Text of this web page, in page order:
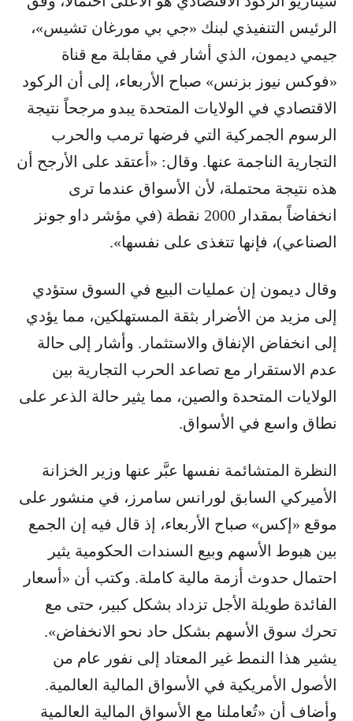
الرئيس التنفيذي لبنك «جي بي مورغان تشيس»،
جيمي ديمون، الذي أشار في مقابلة مع قناة
«فوكس نيوز بزنس» صباح الأربعاء، إلى أن الركود
الاقتصادي في الولايات المتحدة يبدو مرجحاً نتيجة
الرسوم الجمركية التي فرضها ترمب والحرب
التجارية الناجمة عنها. وقال: «أعتقد على الأرجح أن
هذه نتيجة محتملة، لأن الأسواق عندما ترى
انخفاضاً بمقدار 2000 نقطة (في مؤشر داو جونز
الصناعي)، فإنها تتغذى على نفسها».
وقال ديمون إن عمليات البيع في السوق ستؤدي
إلى مزيد من الأضرار بثقة المستهلكين، مما يؤدي
إلى انخفاض الإنفاق والاستثمار. وأشار إلى حالة
عدم الاستقرار مع تصاعد الحرب التجارية بين
الولايات المتحدة والصين، مما يثير حالة الذعر على
نطاق واسع في الأسواق.
النظرة المتشائمة نفسها عبَّر عنها وزير الخزانة
الأميركي السابق لورانس سامرز، في منشور على
موقع «إكس» صباح الأربعاء، إذ قال فيه إن الجمع
بين هبوط الأسهم وبيع السندات الحكومية يثير
احتمال حدوث أزمة مالية كاملة. وكتب أن «أسعار
الفائدة طويلة الأجل تزداد بشكل كبير، حتى مع
تحرك سوق الأسهم بشكل حاد نحو الانخفاض».
يشير هذا النمط غير المعتاد إلى نفور عام من
الأصول الأمريكية في الأسواق المالية العالمية.
وأضاف أن «تُعاملنا مع الأسواق المالية العالمية